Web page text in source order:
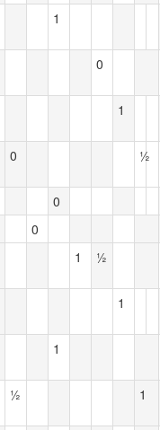
1
0
1
0 ½
0
0
1 ½
1
1
½ 1